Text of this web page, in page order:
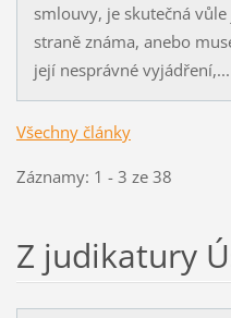
smlouvy, je skutečná
straně známa, anebo
její nesprávné vyjádření,...
Všechny články
Záznamy: 1 - 3 ze 38
Z judikatury